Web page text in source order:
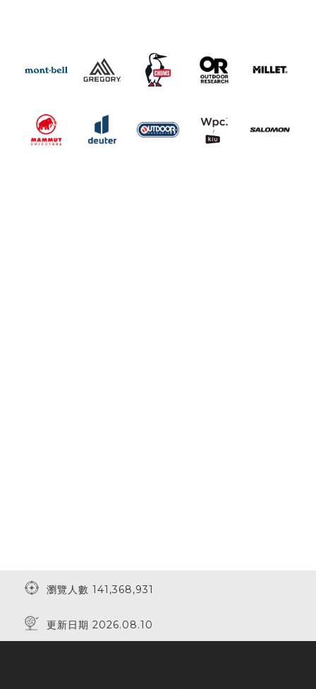
瀏覽人數 141,368,931
更新日期 2026.08.10